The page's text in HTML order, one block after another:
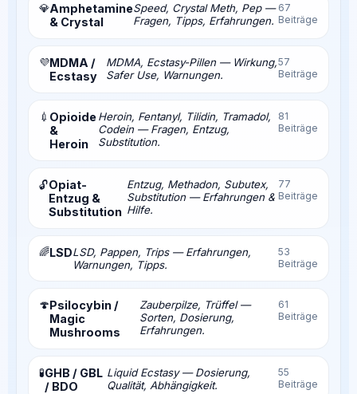
💎Amphetamine
& Crystal
Speed, Crystal Meth, Pep —
Fragen, Tipps, Erfahrungen.
67
Beiträge
💜MDMA /
Ecstasy
MDMA, Ecstasy-Pillen — Wirkung,
Safer Use, Warnungen.
57
Beiträge
💉 Opioide
&
Heroin
Heroin, Fentanyl, Tilidin, Tramadol,
Codein — Fragen, Entzug,
Substitution.
81
Beiträge
🔓Opiat-
Entzug &
Substitution
Entzug, Methadon, Subutex,
Substitution — Erfahrungen &
Hilfe.
77
Beiträge
🌈LSDLSD, Pappen, Trips — Erfahrungen,
Warnungen, Tipps.
53
Beiträge
🍄Psilocybin /
Magic
Mushrooms
Zauberpilze, Trüffel —
Sorten, Dosierung,
Erfahrungen.
61
Beiträge
🧪GHB / GBL
/ BDO
Liquid Ecstasy — Dosierung,
Qualität, Abhängigkeit.
55
Beiträge